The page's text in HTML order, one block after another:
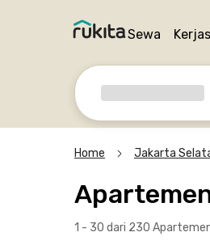
Sewa
Home Jakarta
1 - 30 dari 230